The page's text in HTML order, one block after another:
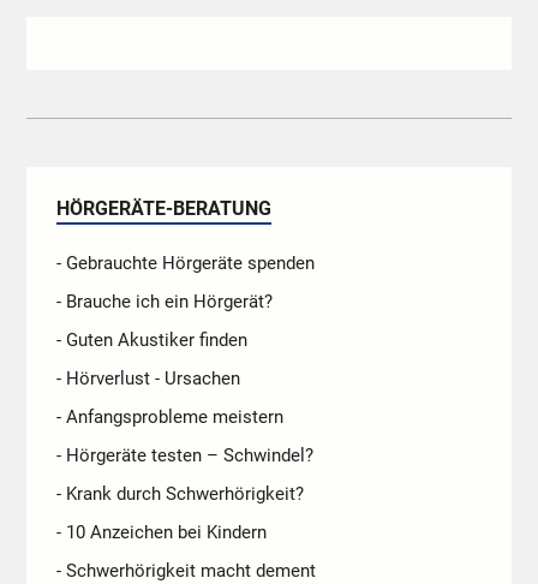
HÖRGERÄTE-BERATUNG
- Gebrauchte Hörgeräte spenden
- Brauche ich ein Hörgerät?
- Guten Akustiker finden
- Hörverlust - Ursachen
- Anfangsprobleme meistern
- Hörgeräte testen – Schwindel?
- Krank durch Schwerhörigkeit?
- 10 Anzeichen bei Kindern
- Schwerhörigkeit macht dement